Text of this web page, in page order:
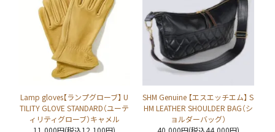
Lamp gloves【ランプグローブ】 U
TILITY GLOVE STANDARD（ユーテ
ィリティグローブ）キャメル
SHM Genuine 【エスエッチエム】 S
HM LEATHER SHOULDER BAG（シ
ョルダーバッグ）